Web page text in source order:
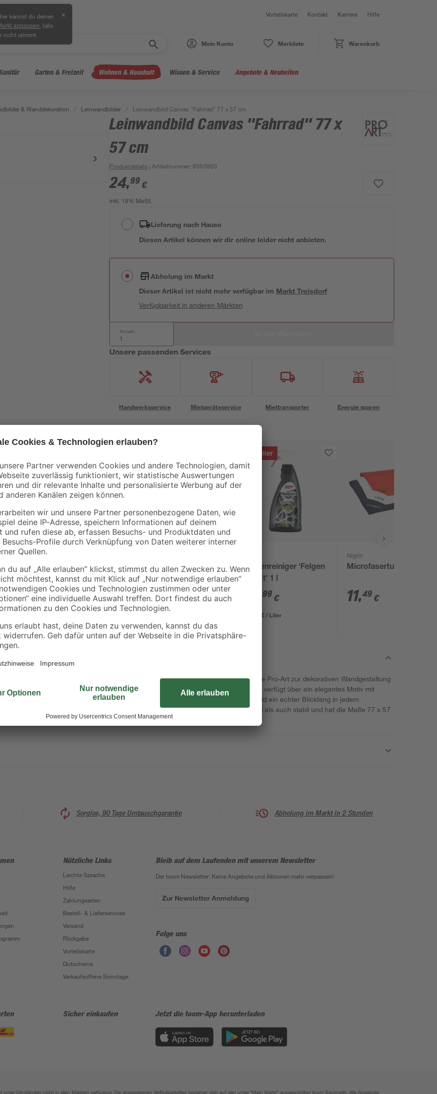
kannst du deinen
anpassen , falls
nicht stimmt.
✕ Vorteilskarte Kontakt Karriere Hilfe
Mein Konto Merkliste Warenkorb
Garten & Freizeit Wohnen & Haushalt Wissen & Service Angebote & Neuheiten
& Wanddekoration / Leinwandbilder / Leinwandbild Canvas "Fahrrad" 77 x 57 cm
Leinwandbild Canvas "Fahrrad" 77 x
57 cm
Produktdetails | Artikelnummer: 8560850
24,99 €
inkl. 19% MwSt.
Lieferung nach Hause
Diesen Artikel können wir dir online leider nicht anbieten.
Abholung im Markt
Dieser Artikel ist nicht mehr verfügbar im Markt Troisdorf
Verfügbarkeit in anderen Märkten
Anzahl:
Unsere passenden Services
Handwerksservice Mietgeräteservice Miettransporter Energie sparen
50
Bestseller
B1
Rindenmulch 0-40
mm 40 l
3,99€
Baueimer 12 l
1,49€ 1,69 €
Bestseller
Felgenreiniger 'Felgen
Beast' 1 l
99 €
15,99 € / Liter
Nigrin
Microfasertuchset
11,49 €
Verwenden Sie das Leinwandbild aus dem Hause Pro-Art zur dekorativen Wandgestaltung
im Innenbereich. Es ist aus Canvas gefertigt und verfügt über ein elegantes Motiv mit
einem nachdenklichen Sinnspruch. So ist das Bild ein echter Blickfang in jedem
Wohnbereich. Das Leinwandbild ist sowohl leicht als auch stabil und hat die Maße 77 x 57
cm.
Sorglos, 90 Tage Umtauschgarantie Abholung im Markt in 2 Stunden
Nützliche Links
Leichte Sprache
Hilfe
Zahlungsarten
Bestell- & Lieferservices
Versand
Rückgabe
Vorteilskarte
Gutscheine
Verkaufsoffene Sonntage
Bleib auf dem Laufenden mit unserem Newsletter
Der toom Newsletter: Keine Angebote und Aktionen mehr verpassen!
Zur Newsletter Anmeldung
Folge uns
Sicher einkaufen Jetzt die toom-App herunterladen
Umständen nicht in allen Märkten verfügbar. Die angegebenen Verfügbarkeiten beziehen sich auf den unter "Mein Markt" ausgewählten toom Baumarkt. Alle Angebote